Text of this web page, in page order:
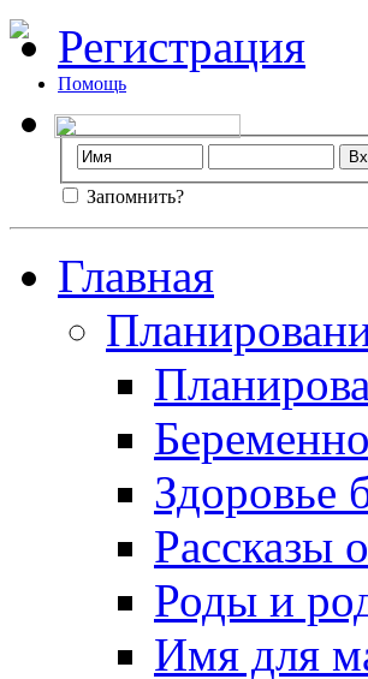
Регистрация
Помощь
Запомнить?
Главная
Здоровье
Рассказы
Роды и
Имя для